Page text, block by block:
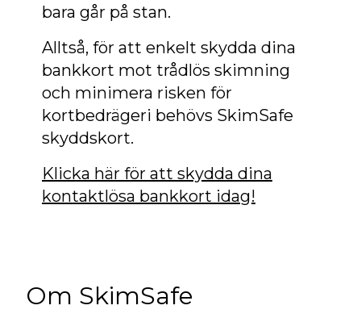
bara går på stan.
Alltså, för att enkelt skydda dina
bankkort mot trådlös skimning
och minimera risken för
kortbedrägeri behövs SkimSafe
skyddskort.
Klicka här för att skydda dina
kontaktlösa bankkort idag!
Om SkimSafe